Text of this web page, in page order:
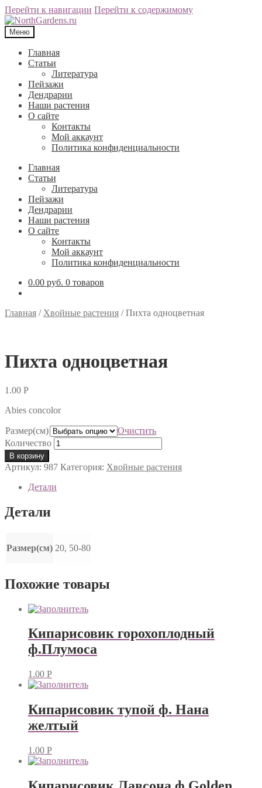
Перейти к навигации Перейти к содержимому
Меню
Главная
Статьи
Литература
Пейзажи
Дендрарии
Наши растения
О сайте
Контакты
Мой аккаунт
Политика конфиденциальности
Главная
Статьи
Литература
Пейзажи
Дендрарии
Наши растения
О сайте
Контакты
Мой аккаунт
Политика конфиденциальности
0.00 руб. 0 товаров
Главная / Хвойные растения /Пихта одноцветная
Пихта одноцветная
1.00 Р
Abies concolor
Размер(см)
Очистить
Количество
В корзину
Артикул: 987 Категория: Хвойные растения
Детали
Детали
Размер(см) 20, 50-80
Похожие товары
Кипарисовик горохоплодный
ф.Плумоса
1.00 Р
Кипарисовик тупой ф. Нана
желтый
1.00 Р